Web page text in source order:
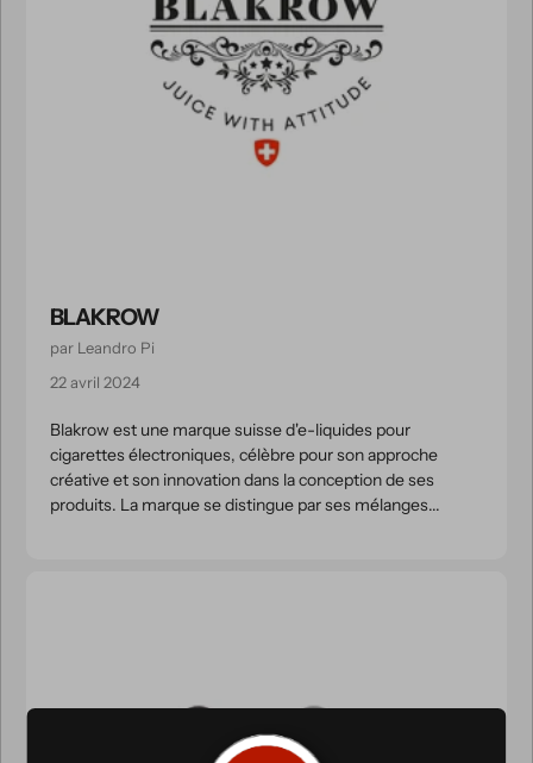
BLAKROW
par Leandro Pi
22 avril 2024
Blakrow est une marque suisse d'e-liquides pour
cigarettes électroniques, célèbre pour son approche
créative et son innovation dans la conception de ses
produits. La marque se distingue par ses mélanges...